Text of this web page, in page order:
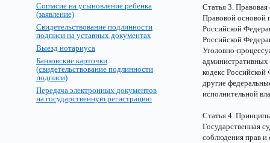
Согласие на усыновление ребенка
(заявление)
Свидетельствование подлинности
подписи на уставных документах
Выезд нотариуса
Банковские карточки
(свидетельствование подлинности
подписи)
Передача электронных документов
на государственную регистрацию
Статья 3. Правовая
Правовой основой
Российской
Российской
Уголовно-
кодекс
другие
исполнительной
Статья 4.
Государственная
соблюдения прав и